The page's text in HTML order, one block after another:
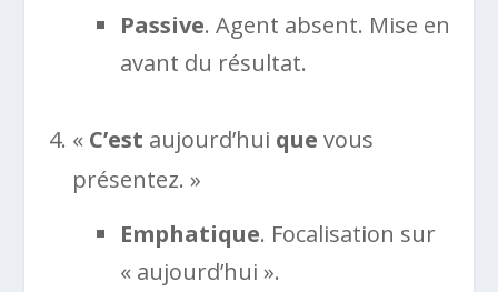
Passive. Agent absent. Mise en
avant du résultat.
« C’est aujourd’hui que vous
présentez. »
Emphatique. Focalisation sur
« aujourd’hui ».